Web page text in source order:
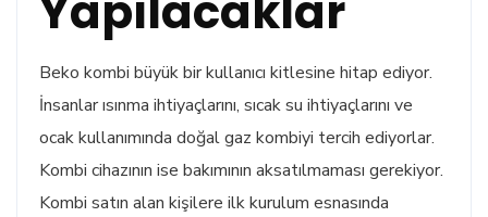
Beko kombi büyük bir kullanıcı kitlesine hitap ediyor.
İnsanlar ısınma ihtiyaçlarını, sıcak su ihtiyaçlarını ve
ocak kullanımında doğal gaz kombiyi tercih ediyorlar.
Kombi cihazının ise bakımının aksatılmaması gerekiyor.
Kombi satın alan kişilere ilk kurulum esnasında